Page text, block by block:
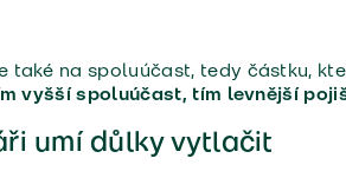
také na spoluúčast, tedy částku,
vyšší spoluúčast, tím levnější
umí důlky vytlačit